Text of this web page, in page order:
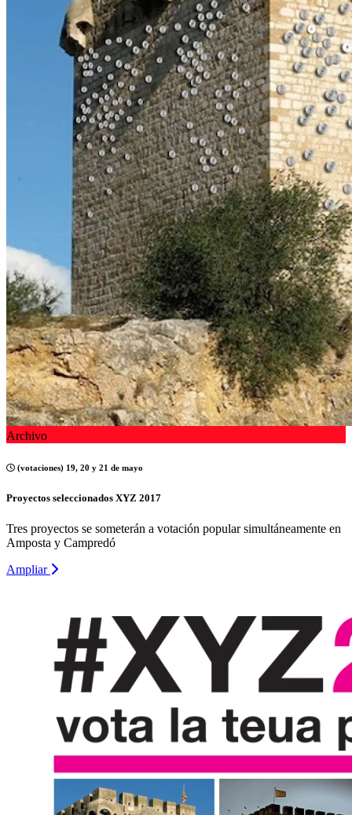
Archivo
(votaciones) 19, 20 y 21 de mayo
Proyectos seleccionados XYZ 2017
Tres proyectos se someterán a votación popular simultáneamente en
Amposta y Campredó
Ampliar